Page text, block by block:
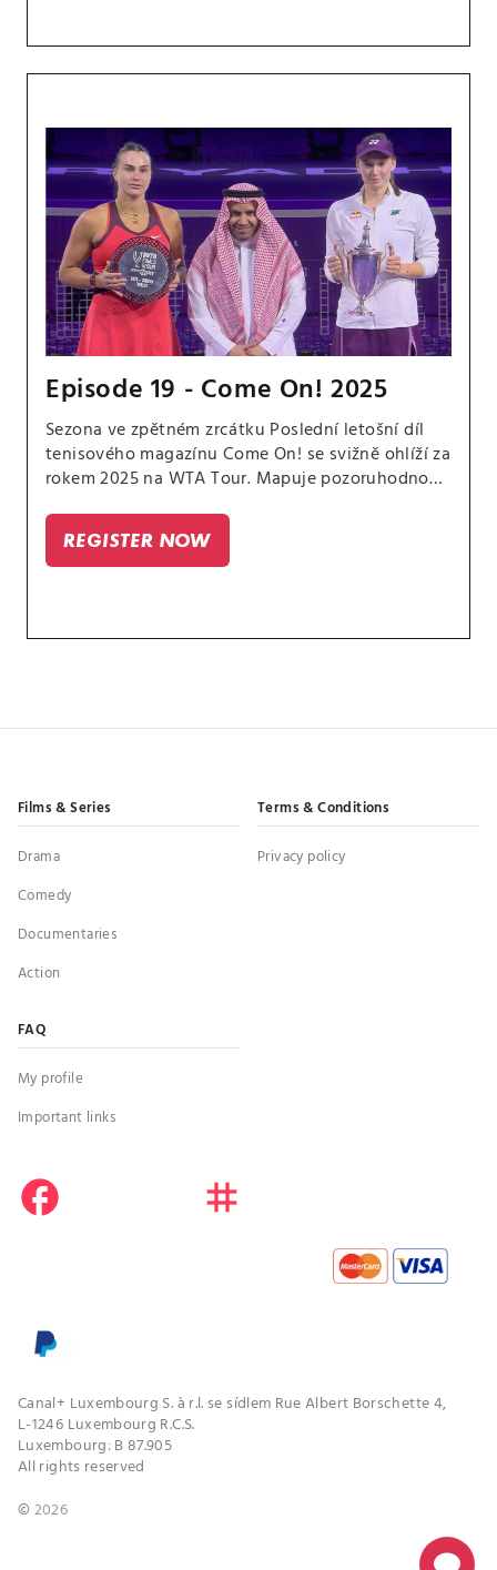
Episode 19 - Come On! 2025
Sezona ve zpětném zrcátku Poslední letošní díl
tenisového magazínu Come On! se svižně ohlíží za
rokem 2025 na WTA Tour. Mapuje pozoruhodnou
Rijádu a zve na zábavnou anketu s hvězdami.
REGISTER NOW
Films & Series
Drama
Comedy
Documentaries
Action
Terms & Conditions
Privacy policy
FAQ
My profile
Important links
facebook
instagram
Canal+ Luxembourg S. à r.l. se sídlem Rue Albert Borschette 4,
L-1246 Luxembourg R.C.S.
Luxembourg: B 87.905
All rights reserved
©2026